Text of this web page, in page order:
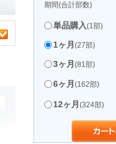
期間(合計部数)
単品購入(1部)
1ヶ月 (27部)
3ヶ月 (81部)
6ヶ月 (162部)
12ヶ月 (324部)